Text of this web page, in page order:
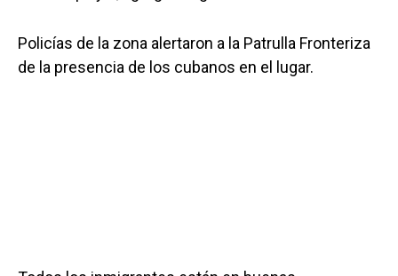
Policías de la zona alertaron a la Patrulla Fronteriza
de la presencia de los cubanos en el lugar.